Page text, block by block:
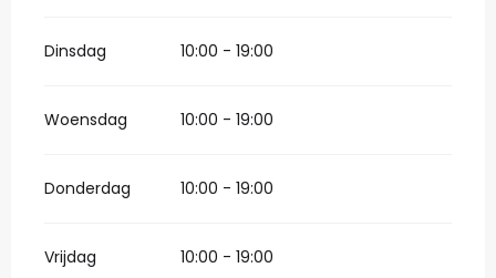
Dinsdag 10:00 - 19:00
Woensdag 10:00 - 19:00
Donderdag 10:00 - 19:00
Vrijdag 10:00 - 19:00